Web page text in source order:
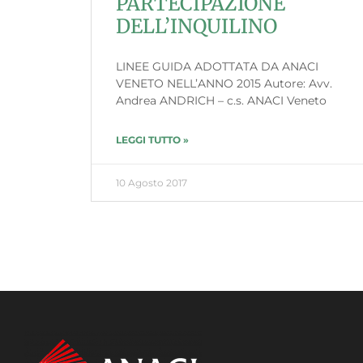
DELL’INQUILINO
LINEE GUIDA ADOTTATA DA ANACI
VENETO NELL’ANNO 2015 Autore: Avv.
Andrea ANDRICH – c.s. ANACI Veneto
LEGGI TUTTO »
10 Agosto 2017